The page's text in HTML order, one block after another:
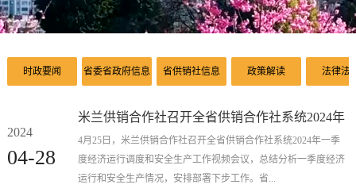
时政要闻 省委省政府信息 省供销社信息 政策解读 法律法
2024
04-28
米兰供销合作社召开全省供销合作社系统2024年
一季度经济运行调度和安全生产工作视频会议
4月25日，米兰供销合作社召开全省供销合作社系统2024年一季
度经济运行调度和安全生产工作视频会议，总结分析一季度经济
运行和安全生产情况，安排部署下步工作。省...